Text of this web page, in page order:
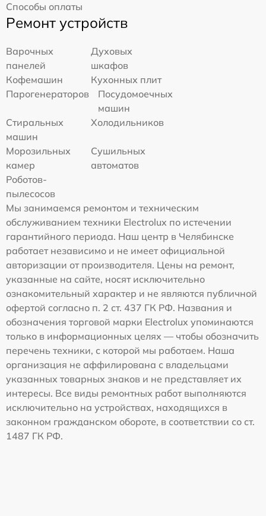
Способы оплаты
Ремонт устройств
Варочных
панелей
Духовых
шкафов
Кофемашин
Кухонных плит
Парогенераторов
Посудомоечных
машин
Стиральных
машин
Холодильников
Морозильных
камер
Сушильных
автоматов
Роботов-
пылесосов
Мы занимаемся ремонтом и техническим
обслуживанием техники Electrolux по истечении
гарантийного периода. Наш центр в Челябинске
работает независимо и не имеет официальной
авторизации от производителя. Цены на ремонт,
указанные на сайте, носят исключительно
ознакомительный характер и не являются публичной
офертой согласно п. 2 ст. 437 ГК РФ. Названия и
обозначения торговой марки Electrolux упоминаются
только в информационных целях — чтобы обозначить
перечень техники, с которой мы работаем. Наша
организация не аффилирована с владельцами
указанных товарных знаков и не представляет их
интересы. Все виды ремонтных работ выполняются
исключительно на устройствах, находящихся в
законном гражданском обороте, в соответствии со ст.
1487 ГК РФ.